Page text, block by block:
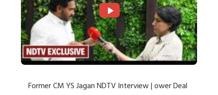
Former CM YS Jagan NDTV Interview | ower Deal